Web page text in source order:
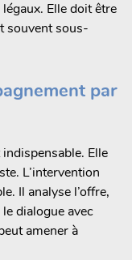
Elle doit être
souvent sous-
par
Elle
L’intervention
Il analyse l’offre,
dialogue avec
amener à